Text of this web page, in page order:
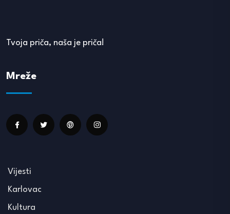
Tvoja priča, naša je priča!
Mreže
Vijesti
Karlovac
Kultura